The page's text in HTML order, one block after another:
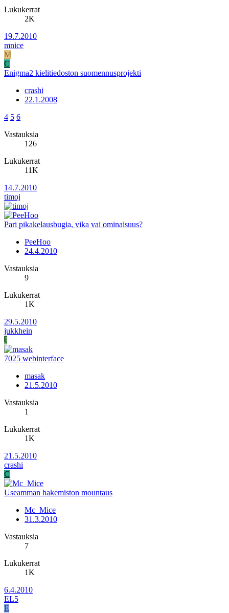
Lukukerrat
2K
19.7.2010
mnice
M
C
Enigma2 kielitiedoston suomennusprojekti
crashi
22.1.2008
4 5 6
Vastauksia
126
Lukukerrat
11K
14.7.2010
timoj
Pari pikakelausbugia, vika vai ominaisuus?
PeeHoo
24.4.2010
Vastauksia
9
Lukukerrat
1K
29.5.2010
jukkhein
J
7025 webinterface
masak
21.5.2010
Vastauksia
1
Lukukerrat
1K
21.5.2010
crashi
C
Useamman hakemiston mountaus
Mc_Mice
31.3.2010
Vastauksia
7
Lukukerrat
1K
6.4.2010
EL5
E